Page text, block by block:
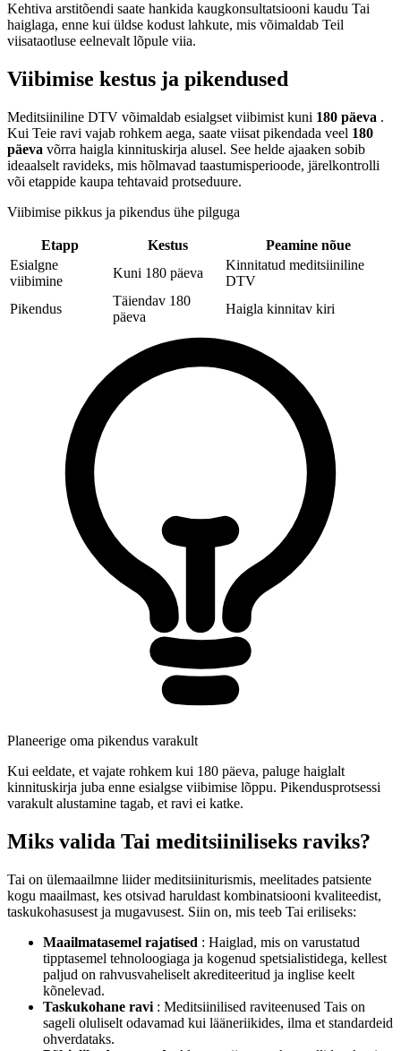
Kehtiva arstitõendi saate hankida kaugkonsultatsiooni kaudu Tai
haiglaga, enne kui üldse kodust lahkute, mis võimaldab Teil
viisataotluse eelnevalt lõpule viia.
Viibimise kestus ja pikendused
Meditsiiniline DTV võimaldab esialgset viibimist kuni 180 päeva .
Kui Teie ravi vajab rohkem aega, saate viisat pikendada veel 180
päeva võrra haigla kinnituskirja alusel. See helde ajaaken sobib
ideaalselt ravideks, mis hõlmavad taastumisperioode, järelkontrolli
või etappide kaupa tehtavaid protseduure.
Viibimise pikkus ja pikendus ühe pilguga
Etapp Kestus
Peamine nõue
Esialgne
viibimine
Kuni 180 päeva
Kinnitatud meditsiiniline
DTV
Pikendus
Täiendav 180
päeva
Haigla kinnitav kiri
Planeerige oma pikendus varakult
Kui eeldate, et vajate rohkem kui 180 päeva, paluge haiglalt
kinnituskirja juba enne esialgse viibimise lõppu. Pikendusprotsessi
varakult alustamine tagab, et ravi ei katke.
Miks valida Tai meditsiiniliseks raviks?
Tai on ülemaailmne liider meditsiiniturismis, meelitades patsiente
kogu maailmast, kes otsivad haruldast kombinatsiooni kvaliteedist,
taskukohasusest ja mugavusest. Siin on, mis teeb Tai eriliseks:
Maailmatasemel rajatised : Haiglad, mis on varustatud
tipptasemel tehnoloogiaga ja kogenud spetsialistidega, kellest
paljud on rahvusvaheliselt akrediteeritud ja inglise keelt
kõnelevad.
Taskukohane ravi : Meditsiinilised raviteenused Tais on
sageli oluliselt odavamad kui lääneriikides, ilma et standardeid
ohverdataks.